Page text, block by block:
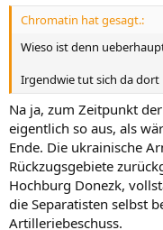
Chromatin hat gesagt.:
Wieso ist denn
Irgendwie tut sich da dort
Na ja, zum Zeitpunkt
eigentlich so aus, als
Ende. Die ukrainische
Rückzugsgebiete
Hochburg Donezk,
die Separatisten selbst
Artilleriebeschuss.